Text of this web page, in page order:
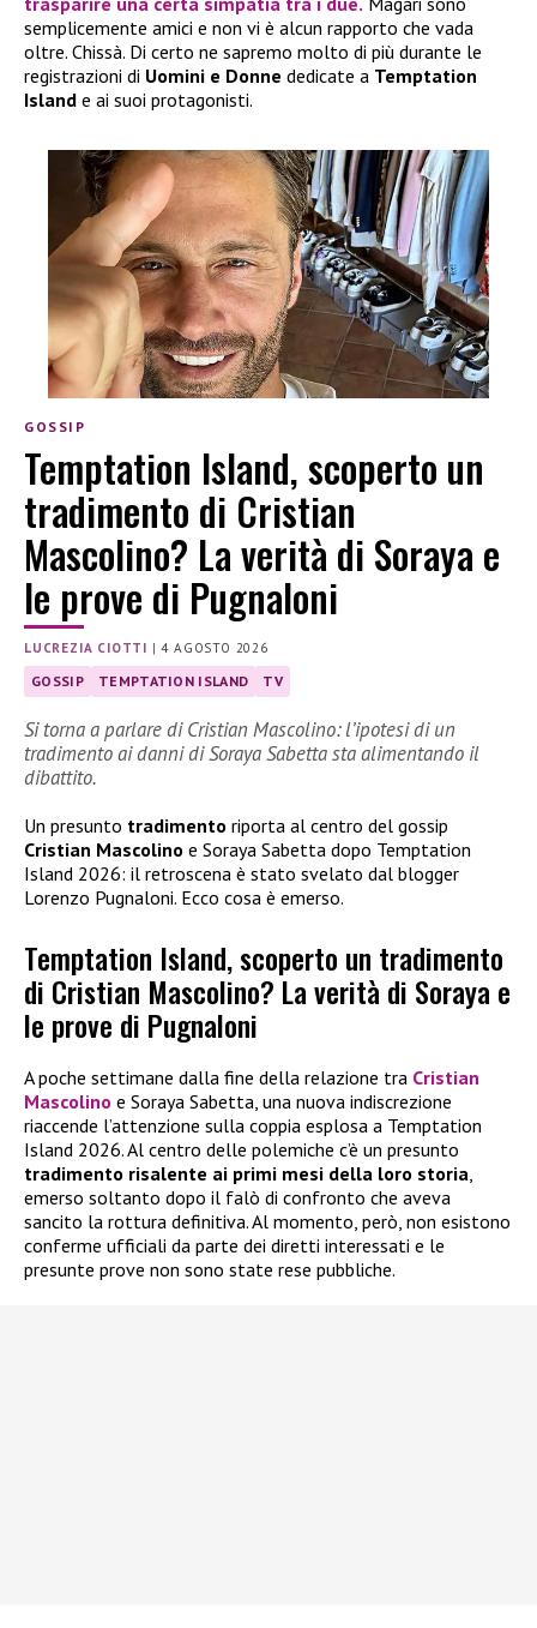
semplicemente amici e non vi è alcun rapporto che vada
oltre. Chissà. Di certo ne sapremo molto di più durante le
registrazioni di Uomini e Donne dedicate a Temptation
Island e ai suoi protagonisti.
GOSSIP
Temptation Island, scoperto un
tradimento di Cristian
Mascolino? La verità di Soraya e
le prove di Pugnaloni
LUCREZIA CIOTTI |4 AGOSTO 2026
GOSSIP TEMPTATION ISLAND TV
Si torna a parlare di Cristian Mascolino: l’ipotesi di un
tradimento ai danni di Soraya Sabetta sta alimentando il
dibattito.
Un presunto tradimento riporta al centro del gossip
Cristian Mascolino e Soraya Sabetta dopo Temptation
Island 2026: il retroscena è stato svelato dal blogger
Lorenzo Pugnaloni. Ecco cosa è emerso.
Temptation Island, scoperto un tradimento
di Cristian Mascolino? La verità di Soraya e
le prove di Pugnaloni
A poche settimane dalla fine della relazione tra Cristian
Mascolino e Soraya Sabetta, una nuova indiscrezione
riaccende l’attenzione sulla coppia esplosa a Temptation
Island 2026. Al centro delle polemiche c’è un presunto
tradimento risalente ai primi mesi della loro storia,
emerso soltanto dopo il falò di confronto che aveva
sancito la rottura definitiva. Al momento, però, non esistono
conferme ufficiali da parte dei diretti interessati e le
presunte prove non sono state rese pubbliche.